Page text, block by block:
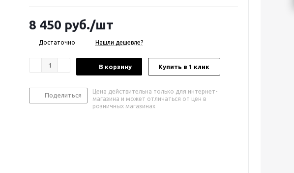
8 450 руб./шт
Достаточно Нашли дешевле?
В корзину Купить в 1 клик
Поделиться
Цена действительна только для интернет-
магазина и может отличаться от цен в
розничных магазинах